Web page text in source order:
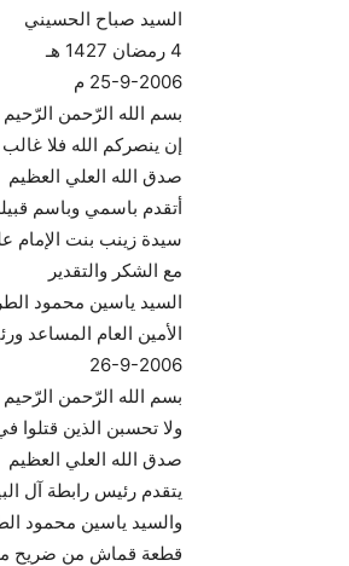
السيد صباح الحسيني
4 رمضان 1427 هـ
25-9-2006 م
بسم الله الرّحمن الرّحيم
إن ينصركم الله فلا
صدق الله العلي العظيم
أتقدم باسمي وباسم
سيدة زينب بنت الإمام
مع الشكر والتقدير
السيد ياسين محمود
الأمين العام المساعد
26-9-2006
بسم الله الرّحمن الرّحيم
ولا تحسبن الذين قتلوا
صدق الله العلي العظيم
يتقدم رئيس رابطة آل
والسيد ياسين محمود
قطعة قماش من ضريح